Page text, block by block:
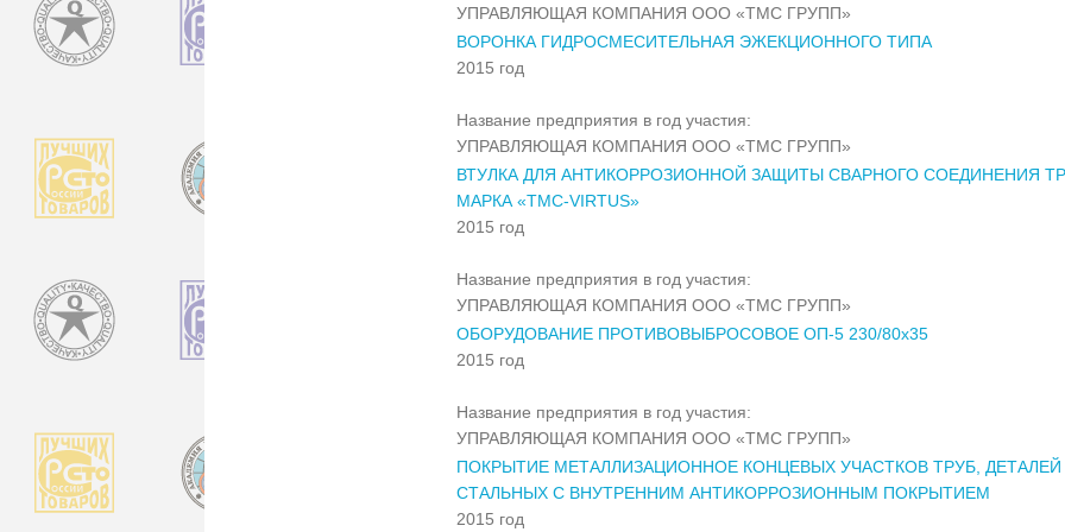
УПРАВЛЯЮЩАЯ КОМПАНИЯ ООО «ТМС ГРУПП»
ВОРОНКА ГИДРОСМЕСИТЕЛЬНАЯ ЭЖЕКЦИОННОГО ТИПА
2015 год
Название предприятия в год участия:
УПРАВЛЯЮЩАЯ КОМПАНИЯ ООО «ТМС ГРУПП»
ВТУЛКА ДЛЯ АНТИКОРРОЗИОННОЙ ЗАЩИТЫ СВАРНОГО СОЕДИНЕНИЯ
МАРКА «ТМС-VIRTUS»
2015 год
Название предприятия в год участия:
УПРАВЛЯЮЩАЯ КОМПАНИЯ ООО «ТМС ГРУПП»
ОБОРУДОВАНИЕ ПРОТИВОВЫБРОСОВОЕ ОП-5 230/80х35
2015 год
Название предприятия в год участия:
УПРАВЛЯЮЩАЯ КОМПАНИЯ ООО «ТМС ГРУПП»
ПОКРЫТИЕ МЕТАЛЛИЗАЦИОННОЕ КОНЦЕВЫХ УЧАСТКОВ ТРУБ, ДЕТАЛЕЙ
СТАЛЬНЫХ С ВНУТРЕННИМ АНТИКОРРОЗИОННЫМ ПОКРЫТИЕМ
2015 год